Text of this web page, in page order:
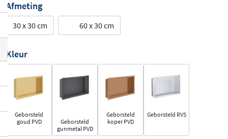
Afmeting
30 x 30 cm 60 x 30 cm
Kleur
Geborsteld
goud PVD
Geborsteld
gunmetal PVD
Geborsteld
koper PVD
Geborsteld RVS